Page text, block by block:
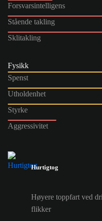
Forsvarsintelligens
Stående takling
Sklitakling
Fysikk
Spenst
Utholdenhet
Styrke
Aggressivitet
Hurtigtog
Høyere toppfart ved
flikker